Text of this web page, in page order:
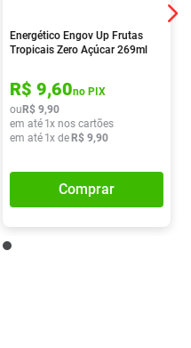
Energético Engov Up Frutas
Tropicais Zero Açúcar 269ml
R$ 9,60no PIX
ou R$ 9,90
em até 1x nos cartões
em até 1x de R$ 9,90
Comprar